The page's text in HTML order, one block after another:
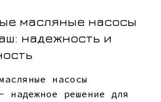
масляные насосы
надежность и
насосы
надежное решение для